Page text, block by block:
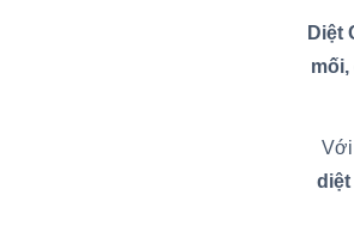
Diệt
Với